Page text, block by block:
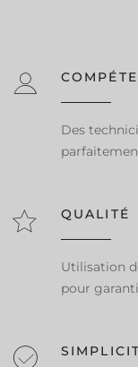
Des
QUALITÉ
Utilisation
pour